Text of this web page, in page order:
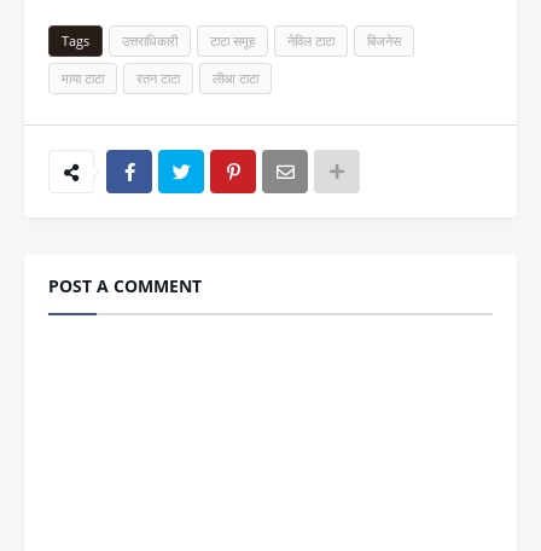
Tags उत्तराधिकारी टाटा समूह नेविल टाटा बिजनेस
माया टाटा रतन टाटा लीआ टाटा
POST A COMMENT